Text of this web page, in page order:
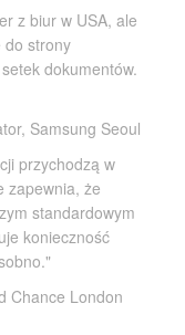
z biur w USA, ale
do strony
dokumentów.
Samsung Seoul
przychodzą w
zapewnia, że
standardowym
konieczność
Chance London